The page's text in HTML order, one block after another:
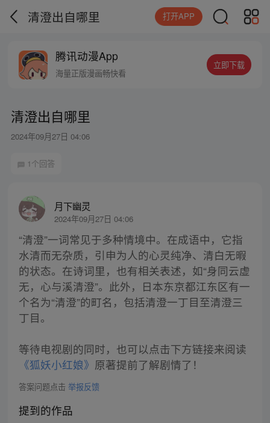
清澄出自哪里 打开APP
腾讯动漫App
海量正版漫画畅快看
立即下载
清澄出自哪里
2024年09月27日 04:06
1个回答
月下幽灵
2024年09月27日 04:06
“清澄”一词常见于多种情境中。在成语中，它指
水清而无杂质，引申为人的心灵纯净、清白无暇
的状态。在诗词里，也有相关表述，如“身同云虚
无，心与溪清澄”。此外，日本东京都江东区有一
个名为“清澄”的町名，包括清澄一丁目至清澄三
丁目。
等待电视剧的同时，也可以点击下方链接来阅读
《狐妖小红娘》 原著提前了解剧情了！
答案问题点击 举报反馈
提到的作品